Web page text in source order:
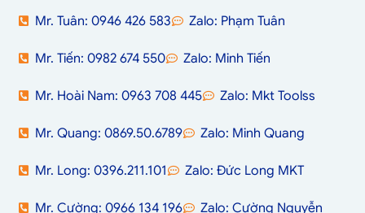
Mr. Tuân: 0946 426 583 Zalo: Phạm Tuân
Mr. Tiến: 0982 674 550 Zalo: Minh Tiến
Mr. Hoài Nam: 0963 708 445 Zalo: Mkt Toolss
Mr. Quang: 0869.50.6789 Zalo: Minh Quang
Mr. Long: 0396.211.101 Zalo: Đức Long MKT
Mr. Cường: 0966 134 196 Zalo: Cường Nguyễn